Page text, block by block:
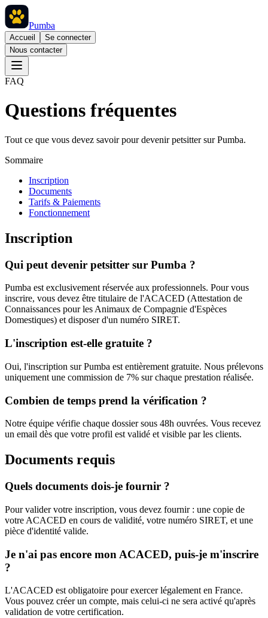
Pumba
Accueil
Se connecter
Nous contacter
FAQ
Questions fréquentes
Tout ce que vous devez savoir pour devenir petsitter sur Pumba.
Sommaire
Inscription
Documents
Tarifs & Paiements
Fonctionnement
Inscription
Qui peut devenir petsitter sur Pumba ?
Pumba est exclusivement réservée aux professionnels. Pour vous
inscrire, vous devez être titulaire de l'ACACED (Attestation de
Connaissances pour les Animaux de Compagnie d'Espèces
Domestiques) et disposer d'un numéro SIRET.
L'inscription est-elle gratuite ?
Oui, l'inscription sur Pumba est entièrement gratuite. Nous prélevons
uniquement une commission de 7% sur chaque prestation réalisée.
Combien de temps prend la vérification ?
Notre équipe vérifie chaque dossier sous 48h ouvrées. Vous recevez
un email dès que votre profil est validé et visible par les clients.
Documents requis
Quels documents dois-je fournir ?
Pour valider votre inscription, vous devez fournir : une copie de
votre ACACED en cours de validité, votre numéro SIRET, et une
pièce d'identité valide.
Je n'ai pas encore mon ACACED, puis-je m'inscrire
?
L'ACACED est obligatoire pour exercer légalement en France.
Vous pouvez créer un compte, mais celui-ci ne sera activé qu'après
validation de votre certification.